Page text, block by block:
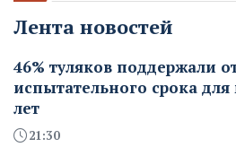
Лента новостей
46% туляков поддержали
испытательного срока
лет
21:30